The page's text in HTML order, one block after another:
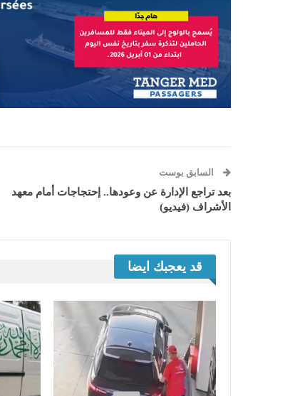
السابق بوست
بعد تراجع الإدارة عن وعودها.. إحتجاجات أمام معهد
الأشراف (فيديو)
قد يعجبك ايضا